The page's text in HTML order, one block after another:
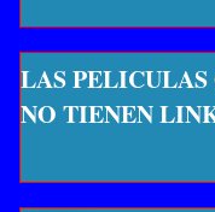
LAS PELICULAS
NO TIENEN